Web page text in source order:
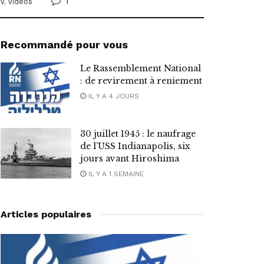
Recommandé pour vous
Le Rassemblement National
: de revirement à reniement
IL Y A 4 JOURS
30 juillet 1945 : le naufrage
de l’USS Indianapolis, six
jours avant Hiroshima
IL Y A 1 SEMAINE
Articles populaires